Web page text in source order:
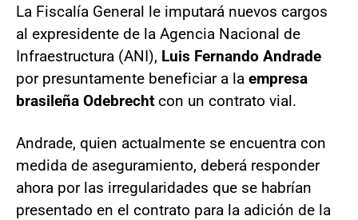
La Fiscalía General le imputará nuevos cargos
al expresidente de la Agencia Nacional de
Infraestructura (ANI), Luis Fernando Andrade
por presuntamente beneficiar a la empresa
brasileña Odebrecht con un contrato vial.
Andrade, quien actualmente se encuentra con
medida de aseguramiento, deberá responder
ahora por las irregularidades que se habrían
presentado en el contrato para la adición de la